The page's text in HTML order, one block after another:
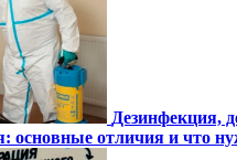
Дезинфекция,
основные отличия и что